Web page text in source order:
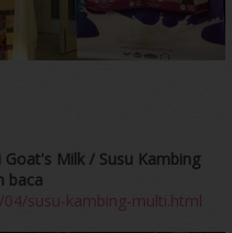
Milk / Susu Kambing
baca
susu-kambing-multi.html